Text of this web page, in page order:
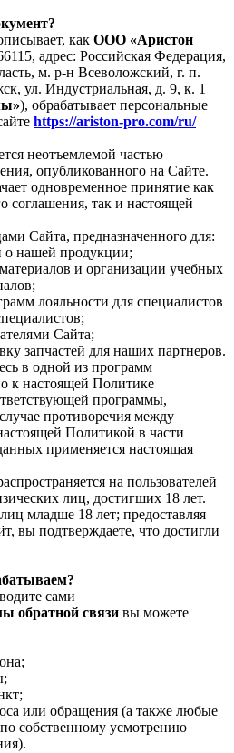
как ООО «Аристон
адрес: Российская Федерация,
м. р-н Всеволожский, г. п.
ул. Индустриальная, д. 9, к. 1
), обрабатывает персональные
https://ariston-pro.com/ru/
неотъемлемой частью
опубликованного на Сайте.
одновременное принятие как
соглашения, так и настоящей
Сайта, предназначенного для:
о нашей продукции;
и организации учебных
лояльности для специалистов
Сайта;
запчастей для наших партнеров.
в одной из программ
к настоящей Политике
программы,
противоречия между
Политикой в части
применяется настоящая
на пользователей
лиц, достигших 18 лет.
младше 18 лет; предоставляя
вы подтверждаете, что достигли
сами
обратной связи вы можете
или обращения (а также любые
собственному усмотрению